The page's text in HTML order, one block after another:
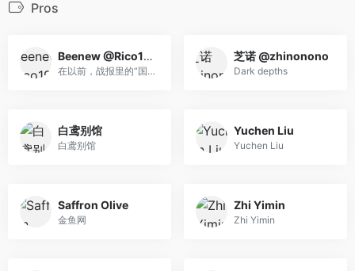
Pros
Beenew @Rico19971
在以前，战报里的“国人”一般指的是Beenew
芝诺 @zhinonono
Dark depths
白鸢别馆
白鸢别馆
Yuchen Liu
Yuchen Liu
Saffron Olive
金鱼网
Zhi Yimin
Zhi Yimin